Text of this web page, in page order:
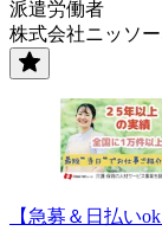
派遣労働者
株式会社ニッソ
【急募＆日払い